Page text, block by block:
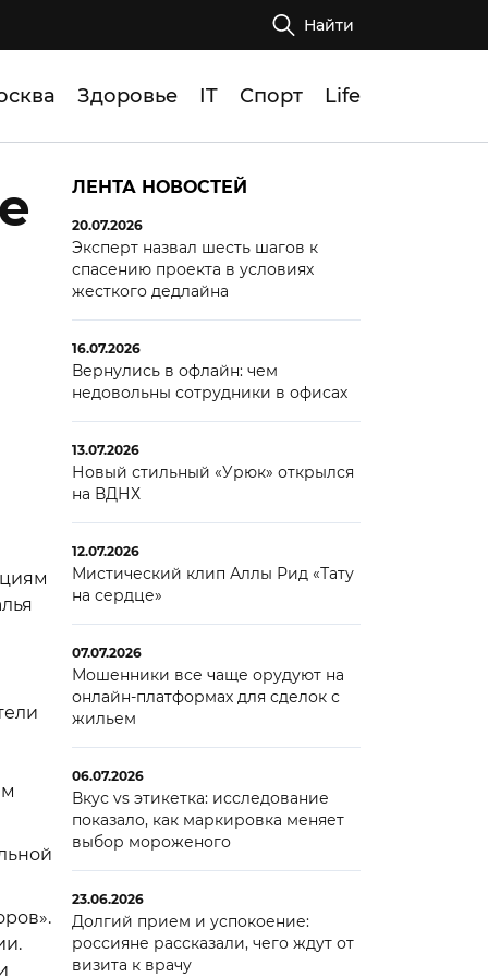
Найти
Здоровье IT Спорт Life
ЛЕНТА НОВОСТЕЙ
20.07.2026
Эксперт назвал шесть шагов к
спасению проекта в условиях
жесткого дедлайна
16.07.2026
Вернулись в офлайн: чем
недовольны сотрудники в офисах
13.07.2026
Новый стильный «Урюк» открылся
на ВДНХ
12.07.2026
Мистический клип Аллы Рид «Тату
на сердце»
07.07.2026
Мошенники все чаще орудуют на
онлайн-платформах для сделок с
жильем
06.07.2026
Вкус vs этикетка: исследование
показало, как маркировка меняет
выбор мороженого
23.06.2026
Долгий прием и успокоение:
россияне рассказали, чего ждут от
визита к врачу